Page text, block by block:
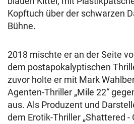
Kopftuch über der schwarzen
Bühne.
2018 mischte er an der Seite
dem postapokalyptischen
zuvor holte er mit Mark
Agenten-Thriller „Mile 22“
aus. Als Produzent und
dem Erotik-Thriller „Shattered -